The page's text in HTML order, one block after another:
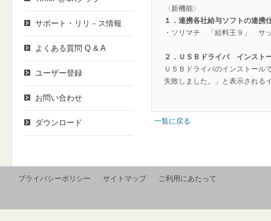
〈新機能〉
１．連携各社給与ソフトの連携
・ソリマチ 「給料王９」 サ
２．ＵＳＢドライバ インスト
ＵＳＢドライバのインストール
失敗しました。」と表示される
一覧に戻る
サポート・リリ－ス情報
よくある質問 Q & A
ユーザー登録
お問い合わせ
ダウンロード
プライバシーポリシー サイトマップ ご利用にあたって